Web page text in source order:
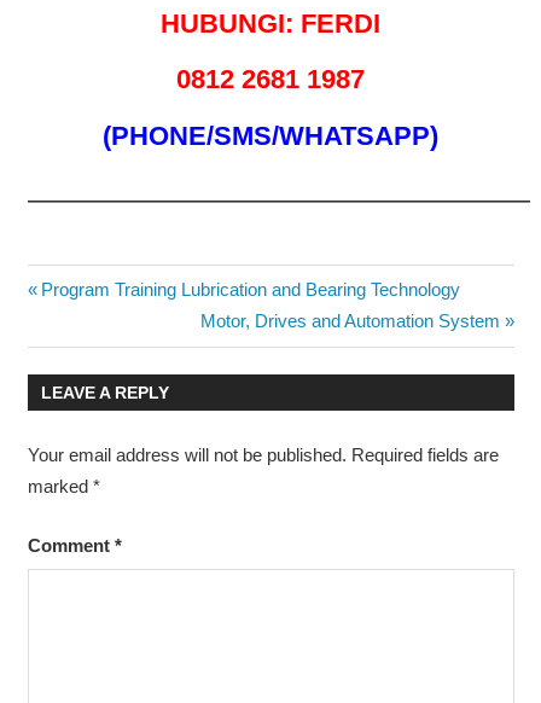
HUBUNGI: FERDI
0812 2681 1987
(PHONE/SMS/WHATSAPP)
——————————————————————————
HYDRAULIC
HYDRAULIC
ELECTRO
Post
navigation
Previous
Program Training Lubrication and Bearing Technology
Next
Post:
Motor, Drives and Automation System
LEAVE A REPLY
Your email address will not be published. Required fields are
marked *
Comment *